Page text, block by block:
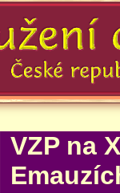
VZP na